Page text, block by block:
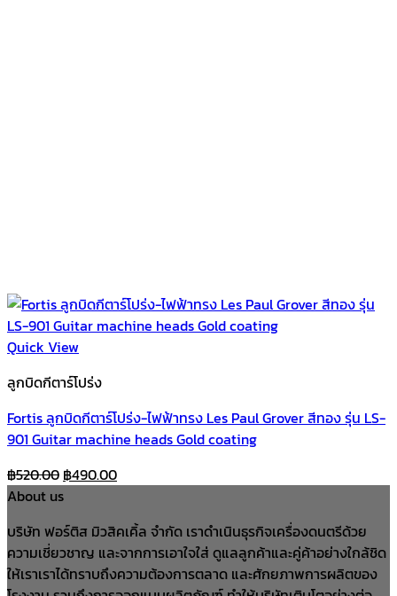
Quick View
ลูกบิดกีตาร์โปร่ง
Fortis ลูกบิดกีตาร์โปร่ง-ไฟฟ้าทรง Les Paul Grover สีทอง รุ่น LS-
901 Guitar machine heads Gold coating
฿520.00 Original
price
฿520.00.
฿490.00Current
฿490.00.
About us
บริษัท ฟอร์ติส มิวสิคเคิ้ล จำกัด เราดำเนินธุรกิจเครื่องดนตรีด้วย
ความเชี่ยวชาญ และจากการเอาใจใส่ ดูแลลูกค้าและคู่ค้าอย่างใกล้ชิด
ให้เราเราได้ทราบถึงความต้องการตลาด และศักยภาพการผลิตของ